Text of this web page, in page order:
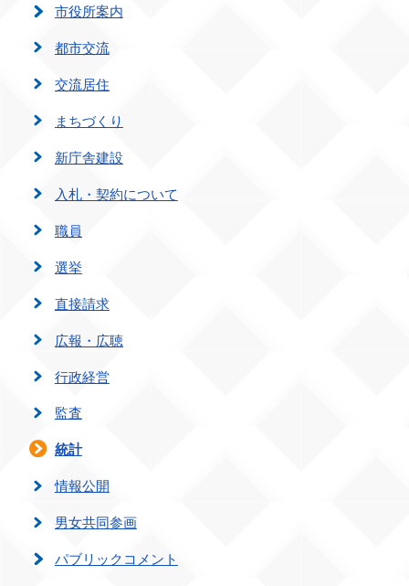
市役所案内
都市交流
交流居住
まちづくり
新庁舎建設
入札・契約について
職員
選挙
直接請求
広報・広聴
行政経営
監査
統計
情報公開
男女共同参画
パブリックコメント